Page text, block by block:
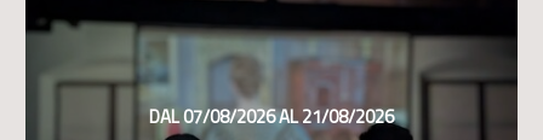
DAL 07/08/2026 AL 21/08/2026